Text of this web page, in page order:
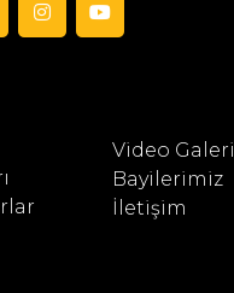
Video Galeri
Bayilerimiz
İletişim